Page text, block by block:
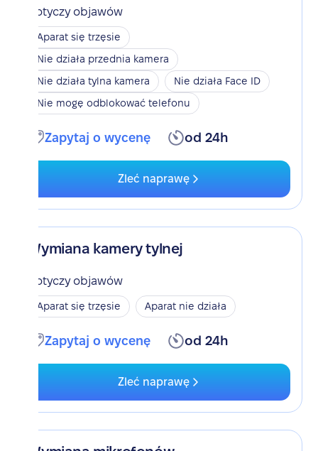
Dotyczy objawów
Aparat się trzęsie
Nie działa przednia kamera
Nie działa tylna kamera
Nie działa Face ID
Nie mogę odblokować telefonu
Zapytaj o wycenę od 24h
Zleć naprawę
Wymiana kamery tylnej
Dotyczy objawów
Aparat się trzęsie Aparat nie działa
Zapytaj o wycenę od 24h
Zleć naprawę